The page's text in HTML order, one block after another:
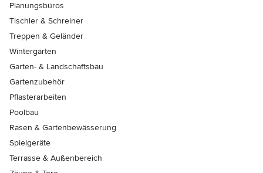
Planungsbüros
Tischler & Schreiner
Treppen & Geländer
Wintergärten
Garten- & Landschaftsbau
Gartenzubehör
Pflasterarbeiten
Poolbau
Rasen & Gartenbewässerung
Spielgeräte
Terrasse & Außenbereich